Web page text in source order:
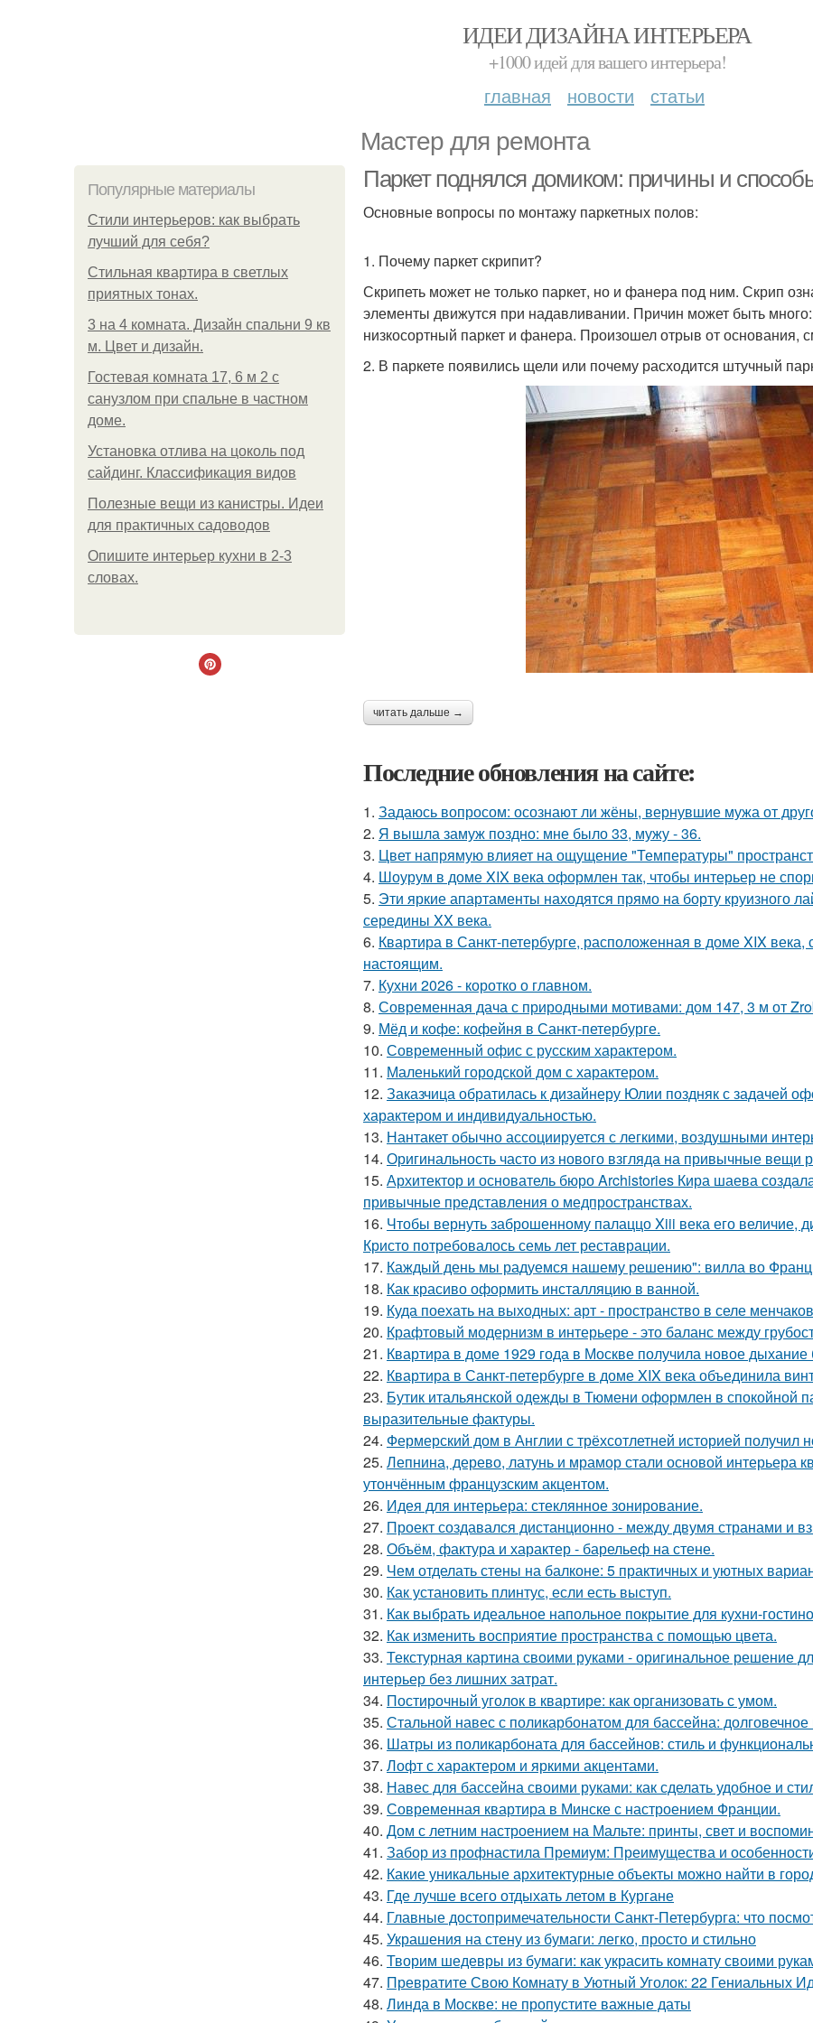
ИДЕИ ДИЗАЙНА ИНТЕРЬЕРА
+1000 идей для вашего интерьера!
главная новости статьи
Мастер для ремонта
Популярные материалы
Стили интерьеров: как выбрать
лучший для себя?
Стильная квартира в светлых
приятных тонах.
3 на 4 комната. Дизайн спальни 9 кв
м. Цвет и дизайн.
Гостевая комната 17, 6 м 2 с
санузлом при спальне в частном
доме.
Установка отлива на цоколь под
сайдинг. Классификация видов
Полезные вещи из канистры. Идеи
для практичных садоводов
Опишите интерьер кухни в 2-3
словах.
Паркет поднялся домиком: причины и
Основные вопросы по монтажу паркетных полов:
1. Почему паркет скрипит?
Скрипеть может не только паркет, но и фанера под ним. Скрип
элементы движутся при надавливании. Причин может быть
низкосортный паркет и фанера. Произошел отрыв от основания,
2. В паркете появились щели или почему расходится штучный
читать дальше →
Последние обновления на сайте:
1. Задаюсь вопросом: осознают ли жёны, вернувшие мужа от
2. Я вышла замуж поздно: мне было 33, мужу - 36.
3. Цвет напрямую влияет на ощущение "Температуры"
4. Шоурум в доме XIX века оформлен так, чтобы интерьер не
5. Эти яркие апартаменты находятся прямо на борту круизного
середины XX века.
6. Квартира в Санкт-петербурге, расположенная в доме XIX
настоящим.
7. Кухни 2026 - коротко о главном.
8. Современная дача с природными мотивами: дом 147, 3 м от
9. Мёд и кофе: кофейня в Санкт-петербурге.
10. Современный офис с русским характером.
11. Маленький городской дом с характером.
12. Заказчица обратилась к дизайнеру Юлии поздняк с задачей
характером и индивидуальностью.
13. Нантакет обычно ассоциируется с легкими, воздушными
14. Оригинальность часто из нового взгляда на привычные вещи
15. Архитектор и основатель бюро Archistories Кира шаева
привычные представления о медпространствах.
16. Чтобы вернуть заброшенному палаццо Xiii века его величие,
Кристо потребовалось семь лет реставрации.
17. Каждый день мы радуемся нашему решению": вилла во
18. Как красиво оформить инсталляцию в ванной.
19. Куда поехать на выходных: арт - пространство в селе
20. Крафтовый модернизм в интерьере - это баланс между
21. Квартира в доме 1929 года в Москве получила новое
22. Квартира в Санкт-петербурге в доме XIX века объединила
23. Бутик итальянской одежды в Тюмени оформлен в спокойной
выразительные фактуры.
24. Фермерский дом в Англии с трёхсотлетней историей получил
25. Лепнина, дерево, латунь и мрамор стали основой
утончённым французским акцентом.
26. Идея для интерьера: стеклянное зонирование.
27. Проект создавался дистанционно - между двумя странами и
28. Объём, фактура и характер - барельеф на стене.
29. Чем отделать стены на балконе: 5 практичных и уютных
30. Как установить плинтус, если есть выступ.
31. Как выбрать идеальное напольное покрытие для кухни-
32. Как изменить восприятие пространства с помощью цвета.
33. Текстурная картина своими руками - оригинальное решение
интерьер без лишних затрат.
34. Постирочный уголок в квартире: как организовать с умом.
35. Стальной навес с поликарбонатом для бассейна:
36. Шатры из поликарбоната для бассейнов: стиль и
37. Лофт с характером и яркими акцентами.
38. Навес для бассейна своими руками: как сделать удобное и
39. Современная квартира в Минске с настроением Франции.
40. Дом с летним настроением на Мальте: принты, свет и
41. Забор из профнастила Премиум: Преимущества и
42. Какие уникальные архитектурные объекты можно найти в
43. Где лучше всего отдыхать летом в Кургане
44. Главные достопримечательности Санкт-Петербурга: что
45. Украшения на стену из бумаги: легко, просто и стильно
46. Творим шедевры из бумаги: как украсить комнату своими
47. Превратите Свою Комнату в Уютный Уголок: 22 Гениальных
48. Линда в Москве: не пропустите важные даты